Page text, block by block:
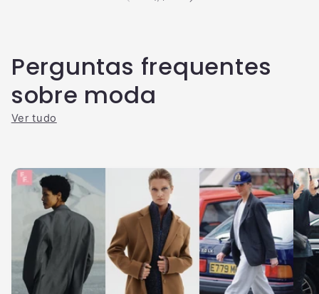
Perguntas frequentes
sobre moda
Ver tudo